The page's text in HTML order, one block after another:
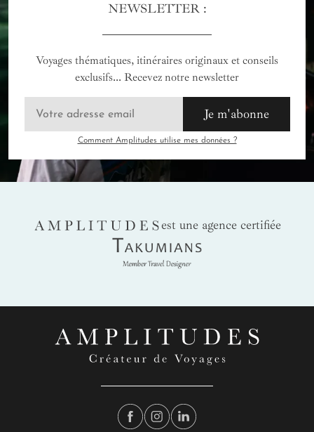
NEWSLETTER :
Voyages thématiques, itinéraires originaux et conseils
exclusifs... Recevez notre newsletter
Je m'abonne
Comment Amplitudes utilise mes données ?
AMPLITUDES
est une agence certifiée
Takumians